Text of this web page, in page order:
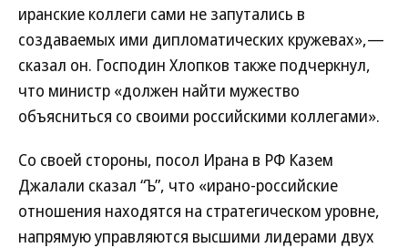
иранские коллеги сами не запутались в
создаваемых ими дипломатических кружевах»,—
сказал он. Господин Хлопков также подчеркнул,
что министр «должен найти мужество
объясниться со своими российскими коллегами».
Со своей стороны, посол Ирана в РФ Казем
Джалали сказал “Ъ”, что «ирано-российские
отношения находятся на стратегическом уровне,
напрямую управляются высшими лидерами двух